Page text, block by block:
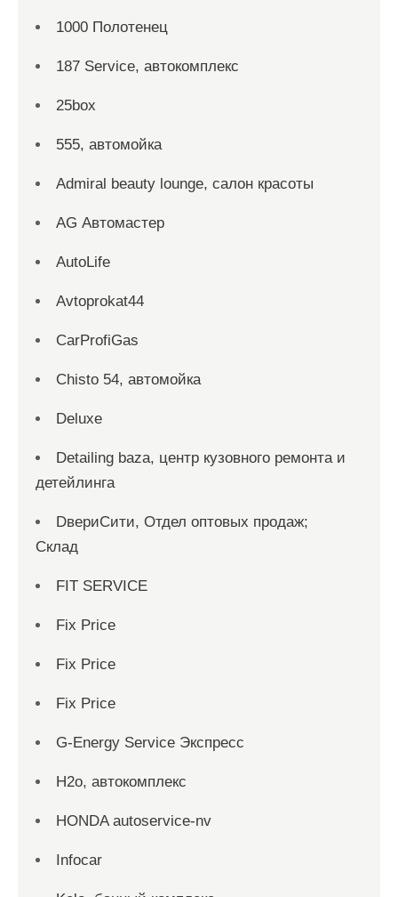
1000 Полотенец
187 Service, автокомплекс
25box
555, автомойка
Admiral beauty lounge, салон красоты
AG Автомастер
AutoLife
Avtoprokat44
CarProfiGas
Chisto 54, автомойка
Deluxe
Detailing baza, центр кузовного ремонта и
детейлинга
DвериСити, Отдел оптовых продаж;
Склад
FIT SERVICE
Fix Price
Fix Price
Fix Price
G-Energy Service Экспресс
H2о, автокомплекс
HONDA autoservice-nv
Infocar